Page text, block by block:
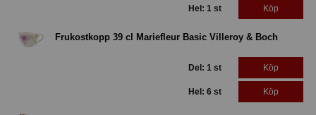
Hel: 1 st Köp
Frukostkopp 39 cl Mariefleur Basic Villeroy & Boch
Del: 1 st Köp
Hel: 6 st Köp